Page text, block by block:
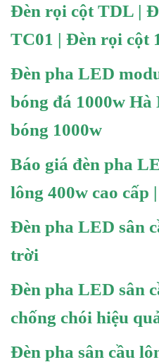
Đèn rọi cột TDL |
TC01 | Đèn rọi cột
Đèn pha LED
bóng đá 1000w
bóng 1000w
Báo giá đèn pha
lông 400w cao cấp
Đèn pha LED sân
trời
Đèn pha LED sân
chống chói hiệu
Đèn pha sân cầu